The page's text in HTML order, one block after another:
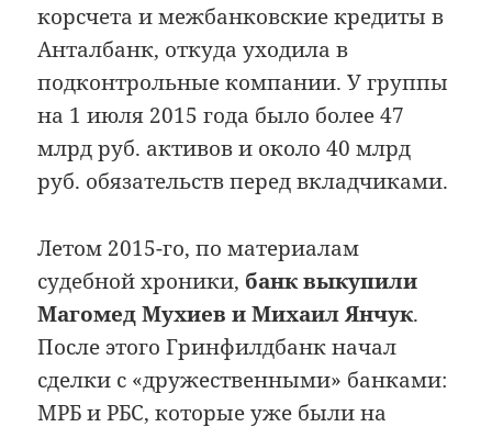
корсчета и межбанковские кредиты в
Анталбанк, откуда уходила в
подконтрольные компании. У группы
на 1 июля 2015 года было более 47
млрд руб. активов и около 40 млрд
руб. обязательств перед вкладчиками.
Летом 2015-го, по материалам
судебной хроники, банк выкупили
Магомед Мухиев и Михаил Янчук.
После этого Гринфилдбанк начал
сделки с «дружественными» банками:
МРБ и РБС, которые уже были на